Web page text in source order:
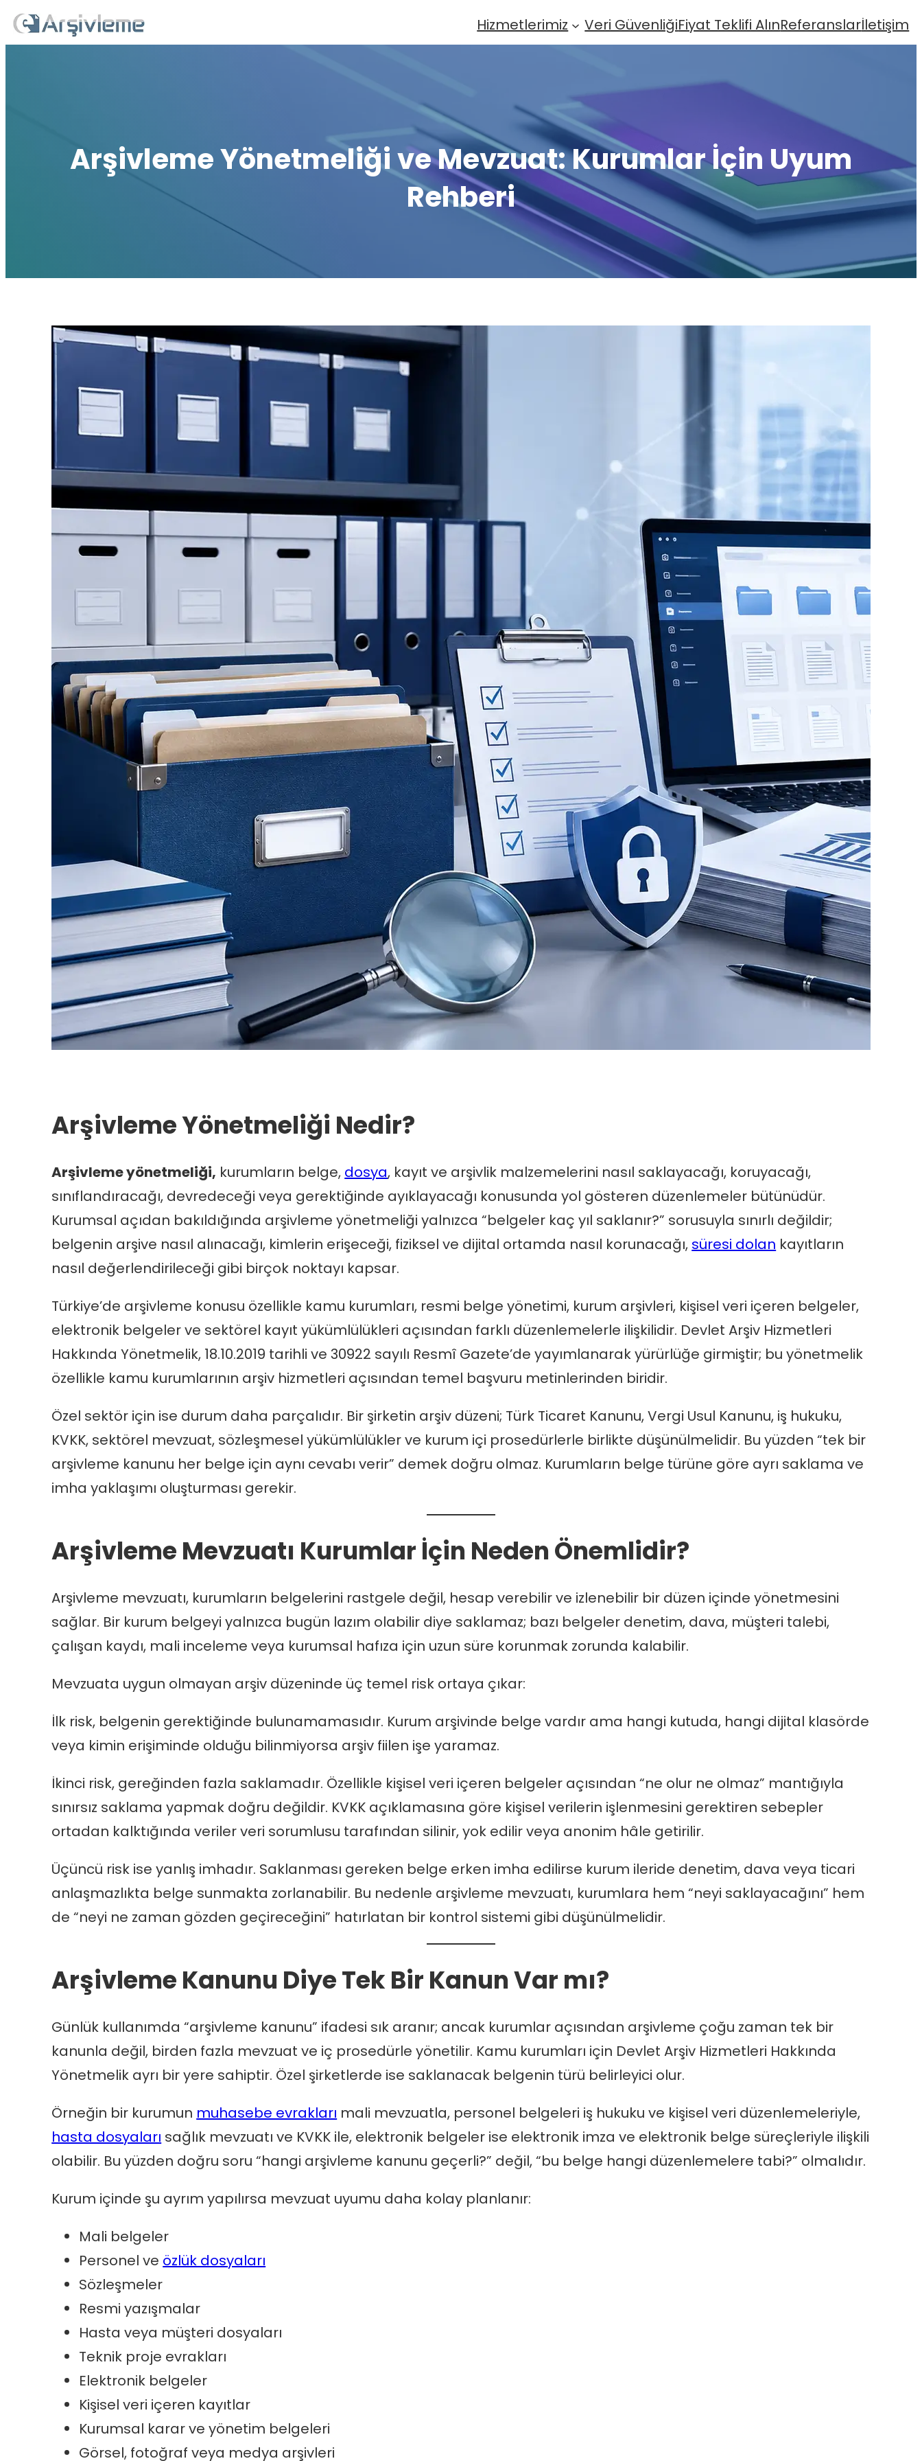
İçeriğe
geç
Hizmetlerimiz Veri GüvenliğiFiyat Teklifi AlınReferanslarİletişim
Arşivleme Yönetmeliği ve Mevzuat: Kurumlar İçin Uyum
Rehberi
Arşivleme Yönetmeliği Nedir?
Arşivleme yönetmeliği, kurumların belge, dosya, kayıt ve arşivlik malzemelerini nasıl saklayacağı, koruyacağı,
sınıflandıracağı, devredeceği veya gerektiğinde ayıklayacağı konusunda yol gösteren düzenlemeler bütünüdür.
Kurumsal açıdan bakıldığında arşivleme yönetmeliği yalnızca “belgeler kaç yıl saklanır?” sorusuyla sınırlı değildir;
belgenin arşive nasıl alınacağı, kimlerin erişeceği, fiziksel ve dijital ortamda nasıl korunacağı, süresi dolan kayıtların
nasıl değerlendirileceği gibi birçok noktayı kapsar.
Türkiye’de arşivleme konusu özellikle kamu kurumları, resmi belge yönetimi, kurum arşivleri, kişisel veri içeren belgeler,
elektronik belgeler ve sektörel kayıt yükümlülükleri açısından farklı düzenlemelerle ilişkilidir. Devlet Arşiv Hizmetleri
Hakkında Yönetmelik, 18.10.2019 tarihli ve 30922 sayılı Resmî Gazete’de yayımlanarak yürürlüğe girmiştir; bu yönetmelik
özellikle kamu kurumlarının arşiv hizmetleri açısından temel başvuru metinlerinden biridir.
Özel sektör için ise durum daha parçalıdır. Bir şirketin arşiv düzeni; Türk Ticaret Kanunu, Vergi Usul Kanunu, iş hukuku,
KVKK, sektörel mevzuat, sözleşmesel yükümlülükler ve kurum içi prosedürlerle birlikte düşünülmelidir. Bu yüzden “tek bir
arşivleme kanunu her belge için aynı cevabı verir” demek doğru olmaz. Kurumların belge türüne göre ayrı saklama ve
imha yaklaşımı oluşturması gerekir.
Arşivleme Mevzuatı Kurumlar İçin Neden Önemlidir?
Arşivleme mevzuatı, kurumların belgelerini rastgele değil, hesap verebilir ve izlenebilir bir düzen içinde yönetmesini
sağlar. Bir kurum belgeyi yalnızca bugün lazım olabilir diye saklamaz; bazı belgeler denetim, dava, müşteri talebi,
çalışan kaydı, mali inceleme veya kurumsal hafıza için uzun süre korunmak zorunda kalabilir.
Mevzuata uygun olmayan arşiv düzeninde üç temel risk ortaya çıkar:
İlk risk, belgenin gerektiğinde bulunamamasıdır. Kurum arşivinde belge vardır ama hangi kutuda, hangi dijital klasörde
veya kimin erişiminde olduğu bilinmiyorsa arşiv fiilen işe yaramaz.
İkinci risk, gereğinden fazla saklamadır. Özellikle kişisel veri içeren belgeler açısından “ne olur ne olmaz” mantığıyla
sınırsız saklama yapmak doğru değildir. KVKK açıklamasına göre kişisel verilerin işlenmesini gerektiren sebepler
ortadan kalktığında veriler veri sorumlusu tarafından silinir, yok edilir veya anonim hâle getirilir.
Üçüncü risk ise yanlış imhadır. Saklanması gereken belge erken imha edilirse kurum ileride denetim, dava veya ticari
anlaşmazlıkta belge sunmakta zorlanabilir. Bu nedenle arşivleme mevzuatı, kurumlara hem “neyi saklayacağını” hem
de “neyi ne zaman gözden geçireceğini” hatırlatan bir kontrol sistemi gibi düşünülmelidir.
Arşivleme Kanunu Diye Tek Bir Kanun Var mı?
Günlük kullanımda “arşivleme kanunu” ifadesi sık aranır; ancak kurumlar açısından arşivleme çoğu zaman tek bir
kanunla değil, birden fazla mevzuat ve iç prosedürle yönetilir. Kamu kurumları için Devlet Arşiv Hizmetleri Hakkında
Yönetmelik ayrı bir yere sahiptir. Özel şirketlerde ise saklanacak belgenin türü belirleyici olur.
Örneğin bir kurumun muhasebe evrakları mali mevzuatla, personel belgeleri iş hukuku ve kişisel veri düzenlemeleriyle,
hasta dosyaları sağlık mevzuatı ve KVKK ile, elektronik belgeler ise elektronik imza ve elektronik belge süreçleriyle ilişkili
olabilir. Bu yüzden doğru soru “hangi arşivleme kanunu geçerli?” değil, “bu belge hangi düzenlemelere tabi?” olmalıdır.
Kurum içinde şu ayrım yapılırsa mevzuat uyumu daha kolay planlanır:
Mali belgeler
Personel ve özlük dosyaları
Sözleşmeler
Resmi yazışmalar
Hasta veya müşteri dosyaları
Teknik proje evrakları
Elektronik belgeler
Kişisel veri içeren kayıtlar
Kurumsal karar ve yönetim belgeleri
Görsel, fotoğraf veya medya arşivleri